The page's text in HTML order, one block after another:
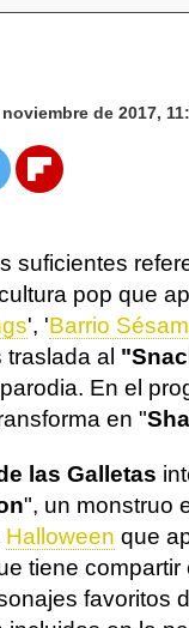
de 2017,
Flipboard
suficientes
pop que
', 'Barrio
traslada al
En el
en "
las Galletas
", un monstruo
Halloween que
tiene compartir
favoritos